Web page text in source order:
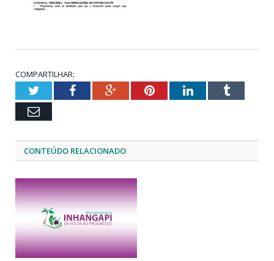
COMPARTILHAR:
TwitterFacebookGoogle+PinterestLinkedInTumblr
Email
CONTEÚDO RELACIONADO